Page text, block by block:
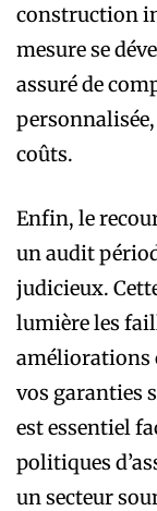
construction
mesure se
assuré de
coûts.
Enfin, le
un audit
judicieux.
lumière les
améliorations
vos garanties
est essentiel
politiques
un secteur